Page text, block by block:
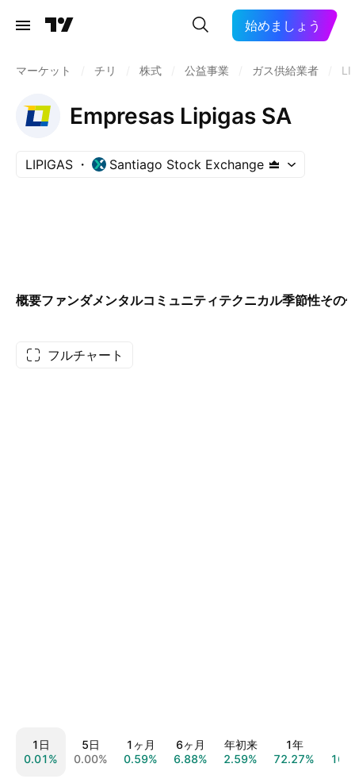
始めましょう
マーケット チリ 株式 公益事業 ガス供給業者
Empresas Lipigas SA
LIPIGAS Santiago Stock Exchange
概要ファンダメンタルコミュニティテクニカル季節性その
フルチャート
1日
0.01%
5日
0.00%
1ヶ月
0.59%
6ヶ月
6.88%
年初来
2.59%
1年
72.27%